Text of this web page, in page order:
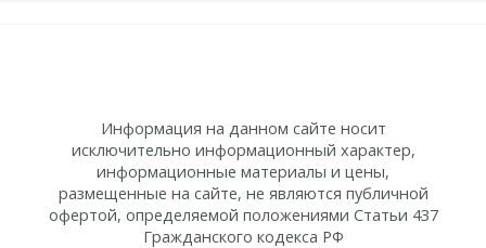
Информация на данном сайте носит
исключительно информационный характер,
информационные материалы и цены,
размещенные на сайте, не являются публичной
офертой, определяемой положениями Статьи 437
Гражданского кодекса РФ